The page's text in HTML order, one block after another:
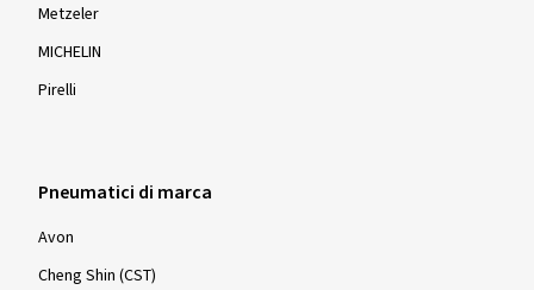
Metzeler
MICHELIN
Pirelli
Pneumatici di marca
Avon
Cheng Shin (CST)